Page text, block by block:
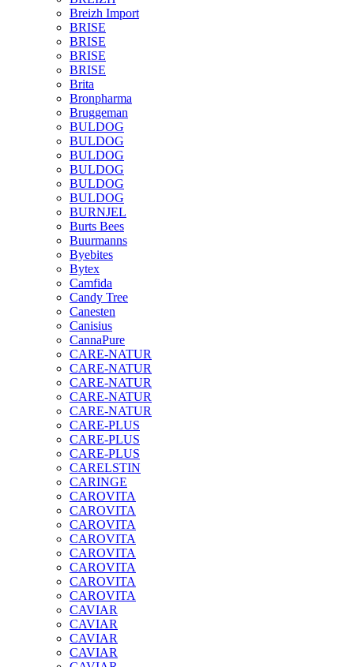
Breizh Import
BRISE
BRISE
BRISE
BRISE
Brita
Bronpharma
Bruggeman
BULDOG
BULDOG
BULDOG
BULDOG
BULDOG
BULDOG
BURNJEL
Burts Bees
Buurmanns
Byebites
Bytex
Camfida
Candy Tree
Canesten
Canisius
CannaPure
CARE-NATUR
CARE-NATUR
CARE-NATUR
CARE-NATUR
CARE-NATUR
CARE-PLUS
CARE-PLUS
CARE-PLUS
CARELSTIN
CARINGE
CAROVITA
CAROVITA
CAROVITA
CAROVITA
CAROVITA
CAROVITA
CAROVITA
CAROVITA
CAVIAR
CAVIAR
CAVIAR
CAVIAR